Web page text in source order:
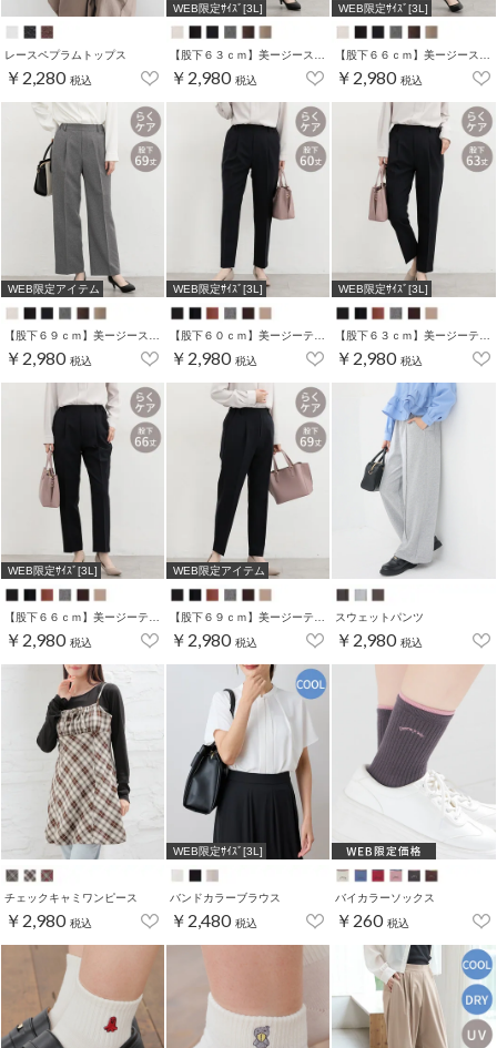
レースペプラムトップス
￥2,280 税込
WEB限定ｻｲｽﾞ[3L]
￥2,980 税込
WEB限定ｻｲｽﾞ[3L]
￥2,980 税込
WEB限定アイテム
￥2,980 税込
WEB限定ｻｲｽﾞ[3L]
￥2,980 税込
WEB限定ｻｲｽﾞ[3L]
￥2,980 税込
WEB限定ｻｲｽﾞ[3L]
￥2,980 税込
WEB限定アイテム
￥2,980 税込
スウェットパンツ
￥2,980 税込
チェックキャミワンピース
￥2,980 税込
WEB限定ｻｲｽﾞ[3L]
バンドカラーブラウス
￥2,480 税込
バイカラーソックス
￥260 税込